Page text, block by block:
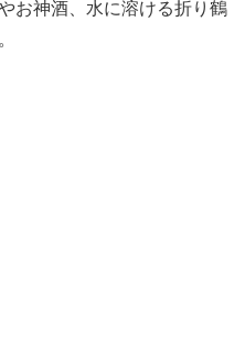
お神酒、水に溶ける折り鶴